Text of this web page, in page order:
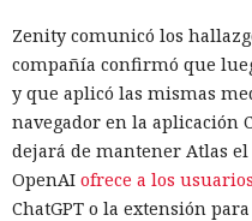
Zenity comunicó los
compañía confirmó que
y que aplicó las mismas
navegador en la aplicación
dejará de mantener Atlas el
OpenAI ofrece a los usuarios
ChatGPT o la extensión